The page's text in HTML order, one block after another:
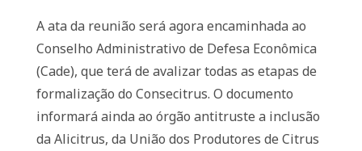
A ata da reunião será agora encaminhada ao
Conselho Administrativo de Defesa Econômica
(Cade), que terá de avalizar todas as etapas de
formalização do Consecitrus. O documento
informará ainda ao órgão antitruste a inclusão
da Alicitrus, da União dos Produtores de Citrus